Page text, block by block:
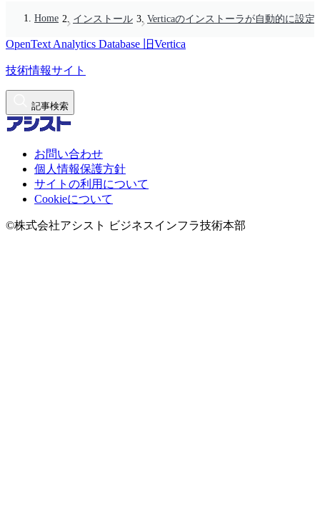
Home インストール Verticaのインストーラが自動的に設定
OpenText Analytics Database 旧Vertica
技術情報サイト
記事検索
お問い合わせ
個人情報保護方針
サイトの利用について
Cookieについて
©株式会社アシスト ビジネスインフラ技術本部